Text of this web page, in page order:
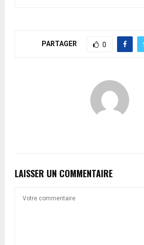
PARTAGER 0
LAISSER UN COMMENTAIRE